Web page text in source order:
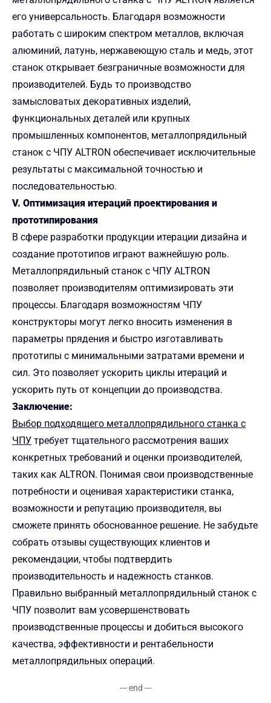
его универсальность. Благодаря возможности
работать с широким спектром металлов, включая
алюминий, латунь, нержавеющую сталь и медь, этот
станок открывает безграничные возможности для
производителей. Будь то производство
замысловатых декоративных изделий,
функциональных деталей или крупных
промышленных компонентов, металлопрядильный
станок с ЧПУ ALTRON обеспечивает исключительные
результаты с максимальной точностью и
последовательностью.
V. Оптимизация итераций проектирования и
прототипирования
В сфере разработки продукции итерации дизайна и
создание прототипов играют важнейшую роль.
Металлопрядильный станок с ЧПУ ALTRON
позволяет производителям оптимизировать эти
процессы. Благодаря возможностям ЧПУ
конструкторы могут легко вносить изменения в
параметры прядения и быстро изготавливать
прототипы с минимальными затратами времени и
сил. Это позволяет ускорить циклы итераций и
ускорить путь от концепции до производства.
Заключение:
Выбор подходящего металлопрядильного станка с
ЧПУ требует тщательного рассмотрения ваших
конкретных требований и оценки производителей,
таких как ALTRON. Понимая свои производственные
потребности и оценивая характеристики станка,
возможности и репутацию производителя, вы
сможете принять обоснованное решение. Не забудьте
собрать отзывы существующих клиентов и
рекомендации, чтобы подтвердить
производительность и надежность станков.
Правильно выбранный металлопрядильный станок с
ЧПУ позволит вам усовершенствовать
производственные процессы и добиться высокого
качества, эффективности и рентабельности
металлопрядильных операций.
--- end ---